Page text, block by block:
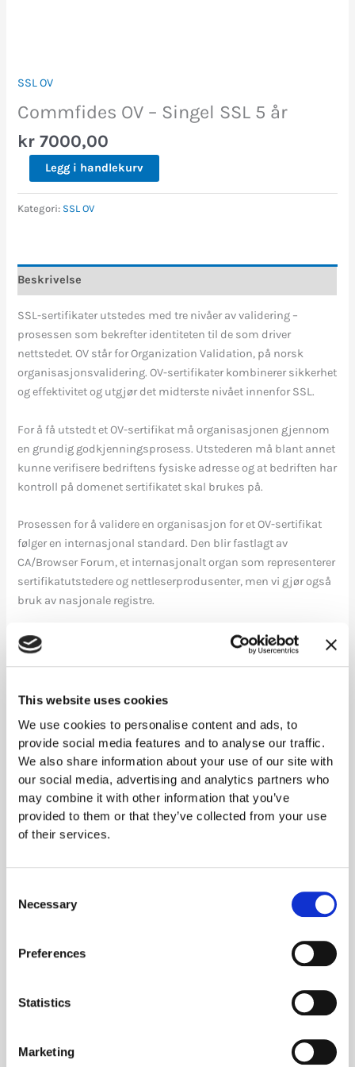
This website uses cookies
We use cookies to personalise content and ads, to
provide social media features and to analyse our traffic.
We also share information about your use of our site with
our social media, advertising and analytics partners who
may combine it with other information that you’ve
provided to them or that they’ve collected from your use
of their services.
Selection
Necessary
Preferences
Statistics
Marketing
SSL OV
Commfides OV – Singel SSL 5 år
kr 7000,00
Legg i handlekurv
Kategori: SSL OV
Beskrivelse
SSL-sertifikater utstedes med tre nivåer av validering –
prosessen som bekrefter identiteten til de som driver
nettstedet. OV står for Organization Validation, på norsk
organisasjonsvalidering. OV-sertifikater kombinerer sikkerhet
og effektivitet og utgjør det midterste nivået innenfor SSL.
For å få utstedt et OV-sertifikat må organisasjonen gjennom
en grundig godkjenningsprosess. Utstederen må blant annet
kunne verifisere bedriftens fysiske adresse og at bedriften har
kontroll på domenet sertifikatet skal brukes på.
Prosessen for å validere en organisasjon for et OV-sertifikat
følger en internasjonal standard. Den blir fastlagt av
CA/Browser Forum, et internasjonalt organ som representerer
sertifikatutstedere og nettleserprodusenter, men vi gjør også
bruk av nasjonale registre.
Den grundige godkjenningsprosessen for OV-sertifikater er
utformet med tanke på nettsider som krever sikkerhet og tillit
transaksjoner eller data som krever høyeste sikkerhetsnivå.
Noen eksempler:
B2B-bedrifter
Konsulentselskaper
Programvareleverandører
Domain Validation ogEV-sertifikaterfor Extended Validation.
over domenet. EV innebærer en strengere
godkjenningsprosess for organisasjonen enn for OV. Nivåene
gir samme kryptering, men ulik grad av identitetsbekreftelse.
sertifikater, mellom DV og EV. Det gjelder også
kompleksiteten i godkjenningsprosessen og ventetiden.
regelmessig.